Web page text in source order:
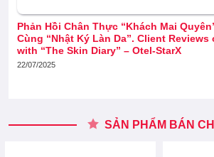
Phản Hồi Chân Thực “Khách Mai
Cùng “Nhật Ký Làn Da”. Client
with “The Skin Diary” – Otel-StarX
22/07/2025
SẢN PHẨM BÁN